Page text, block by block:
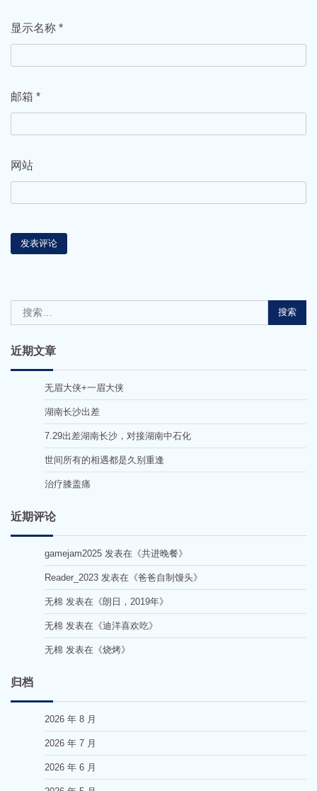
显示名称 *
邮箱 *
网站
索：
近期文章
无眉大侠+一眉大侠
湖南长沙出差
7.29出差湖南长沙，对接湖南中石化
世间所有的相遇都是久别重逢
治疗膝盖痛
近期评论
gamejam2025 发表在《共进晚餐》
Reader_2023 发表在《爸爸自制馒头》
无棉 发表在《朗日，2019年》
无棉 发表在《迪洋喜欢吃》
无棉 发表在《烧烤》
归档
2026 年 8 月
2026 年 7 月
2026 年 6 月